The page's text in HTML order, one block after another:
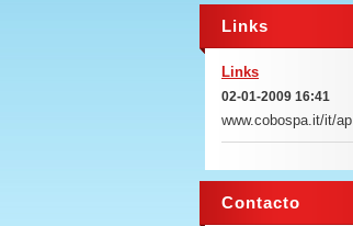
Links
Links
02-01-2009 16:41
www.cobospa.it/it/ap
Contacto